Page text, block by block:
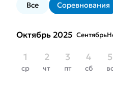
Все Соревнования
Октябрь 2025 Сентябрь
1
ср
2
чт
3
пт
4
сб
5